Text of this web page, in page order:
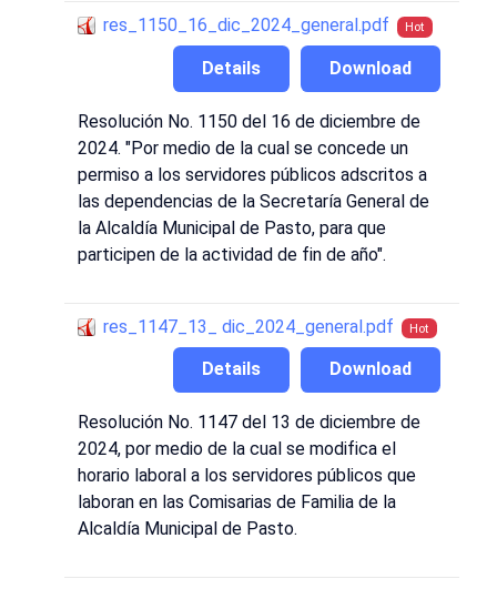
res_1150_16_dic_2024_general.pdf Hot
Download
Details
Resolución No. 1150 del 16 de diciembre de
2024. "Por medio de la cual se concede un
permiso a los servidores públicos adscritos a
las dependencias de la Secretaría General de
la Alcaldía Municipal de Pasto, para que
participen de la actividad de fin de año".
res_1147_13_ dic_2024_general.pdf Hot
Download
Details
Resolución No. 1147 del 13 de diciembre de
2024, por medio de la cual se modifica el
horario laboral a los servidores públicos que
laboran en las Comisarias de Familia de la
Alcaldía Municipal de Pasto.